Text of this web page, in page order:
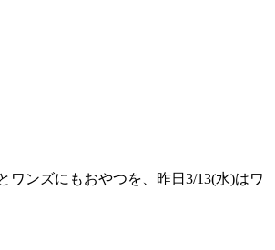
ンズにもおやつを、昨日3/13(水)はワ